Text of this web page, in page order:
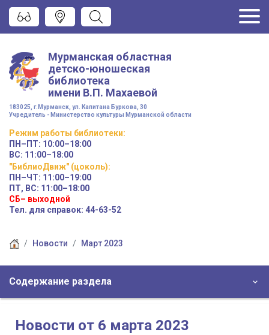
Мурманская областная
детско-юношеская
библиотека
имени В.П. Махаевой
183025, г.Мурманск, ул. Капитана Буркова, 30
Учредитель - Министерство культуры Мурманской области
Режим работы библиотеки:
ПН–ПТ: 10:00–18:00
ВС: 11:00–18:00
"БиблиоДвиж" (цоколь):
ПН–ЧТ: 11:00–19:00
ПТ, ВС: 11:00–18:00
СБ– выходной
Тел. для справок: 44-63-52
Новости Март 2023
Содержание раздела
Новости от 6 марта 2023